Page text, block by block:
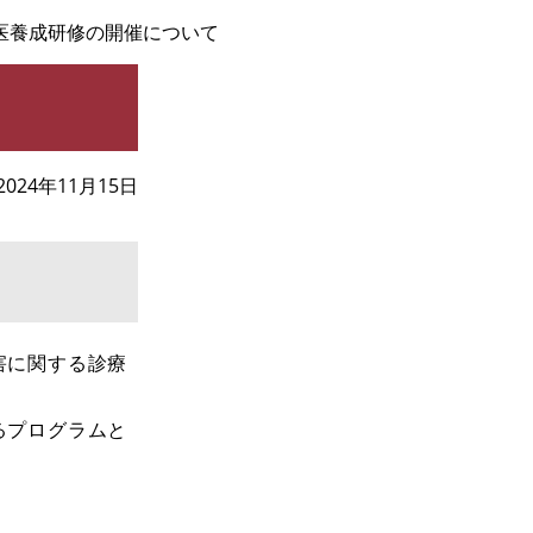
成研修の開催について
年11月15日
関する診療
ログラムと